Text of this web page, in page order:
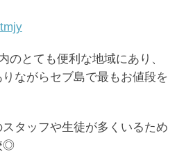
のとても便利な地域にあり、
ながらセブ島で最もお値段を
タッフや生徒が多くいるため
◎